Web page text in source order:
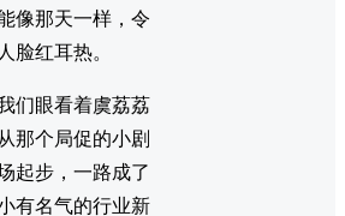
像那天一样，令
人脸红耳热。
们眼看着虞荔荔
从那个局促的小剧
起步，一路成了
有名气的行业新